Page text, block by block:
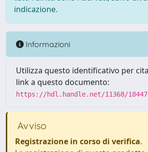
indicazione.
Informazioni
Utilizza questo identificativo per
link a questo documento:
https://hdl.handle.net/11368/
Avviso
Registrazione in corso di verifica.